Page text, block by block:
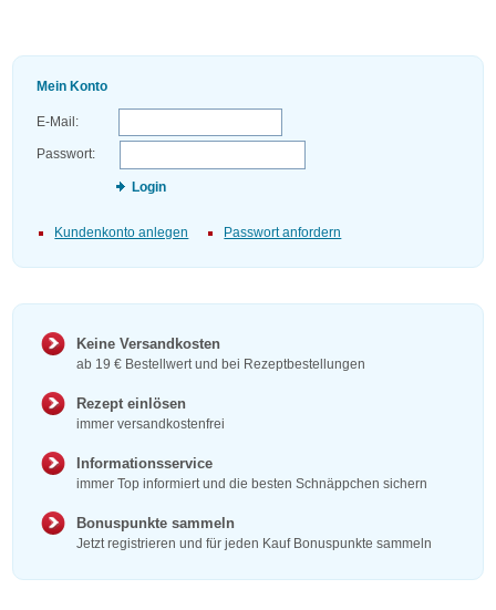
Mein Konto
E-Mail:
Passwort:
Login
Kundenkonto anlegen Passwort anfordern
Keine Versandkosten
ab 19 € Bestellwert und bei Rezeptbestellungen
Rezept einlösen
immer versandkostenfrei
Informationsservice
immer Top informiert und die besten Schnäppchen sichern
Bonuspunkte sammeln
Jetzt registrieren und für jeden Kauf Bonuspunkte sammeln